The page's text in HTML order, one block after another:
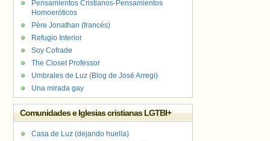
Pensamientos Cristianos-Pensamientos
Homoeróticos
Père Jonathan (francés)
Refugio Interior
Soy Cofrade
The Closet Professor
Umbrales de Luz (Blog de José Arregi)
Una mirada gay
Comunidades e Iglesias cristianas LGTBI+
Casa de Luz (dejando huella)